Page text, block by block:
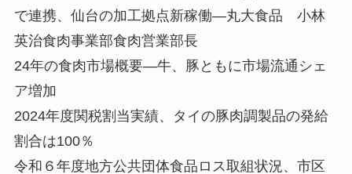
で連携、仙台の加工拠点新稼働—丸大食品 小林
英治食肉事業部食肉営業部長
24年の食肉市場概要—牛、豚ともに市場流通シェ
ア増加
2024年度関税割当実績、タイの豚肉調製品の発給
割合は100％
令和６年度地方公共団体食品ロス取組状況、市区